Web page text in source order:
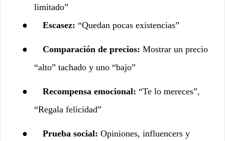
limitado”
●
Escasez: “Quedan pocas existencias”
● Comparación de precios: Mostrar un precio
“alto” tachado y uno “bajo”
● Recompensa emocional: “Te lo mereces”,
“Regala felicidad”
● Prueba social: Opiniones, influencers y